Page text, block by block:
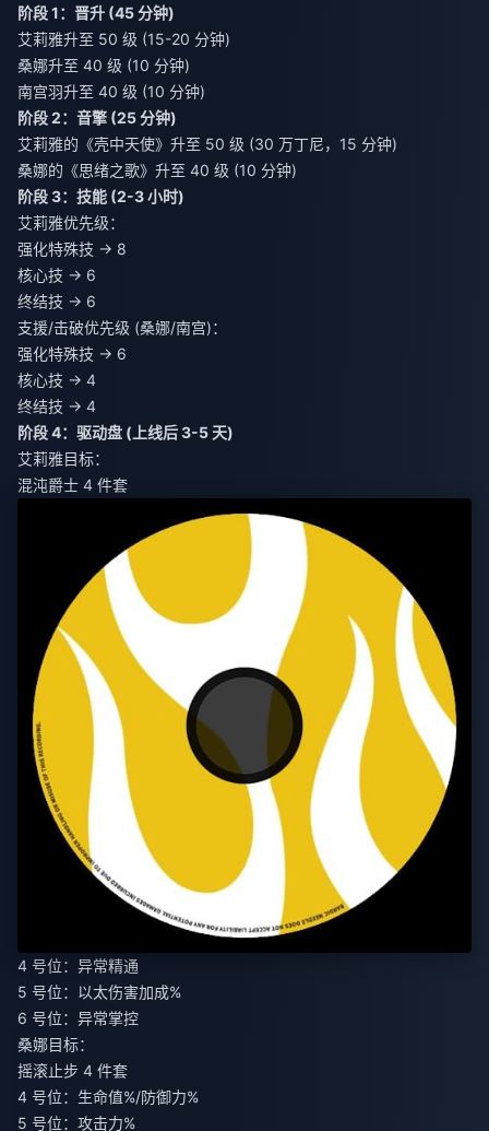
阶段 1：晋升 (45 分钟)
艾莉雅升至 50 级 (15-20 分钟)
桑娜升至 40 级 (10 分钟)
南宫羽升至 40 级 (10 分钟)
阶段 2：音擎 (25 分钟)
艾莉雅的《壳中天使》升至 50 级 (30 万丁尼，15 分钟)
桑娜的《思绪之歌》升至 40 级 (10 分钟)
阶段 3：技能 (2-3 小时)
艾莉雅优先级：
强化特殊技 → 8
核心技 → 6
终结技 → 6
支援/击破优先级 (桑娜/南宫)：
强化特殊技 → 6
核心技 → 4
终结技 → 4
阶段 4：驱动盘 (上线后 3-5 天)
艾莉雅目标：
混沌爵士 4 件套
4 号位：异常精通
5 号位：以太伤害加成%
6 号位：异常掌控
桑娜目标：
摇滚止步 4 件套
4 号位：生命值%/防御力%
5 号位：攻击力%